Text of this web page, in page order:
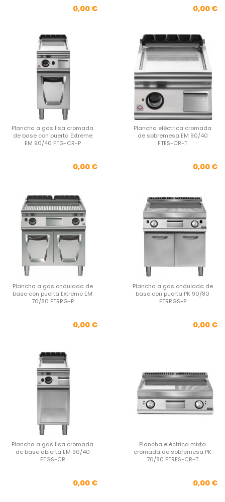
Precio
0,00 € 0,00 €
Plancha a gas lisa cromada
de base con puerta Extreme
EM 90/40 FTG-CR-P
Precio
0,00 €
Plancha eléctrica cromada
de sobremesa EM 90/40
FTES-CR-T
0,00 €
Plancha a gas ondulada de
base con puerta Extreme EM
70/80 FTRRG-P
Precio
0,00 €
Plancha a gas ondulada de
base con puerta PK 90/80
FTRRGS-P
0,00 €
Plancha a gas lisa cromada
de base abierta EM 90/40
FTGS-CR
Precio
0,00 €
Plancha eléctrica mixta
cromada de sobremesa PK
70/80 FTRES-CR-T
0,00 €